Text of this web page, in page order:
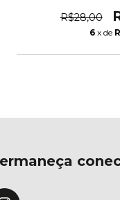
R$28,00
6 x de